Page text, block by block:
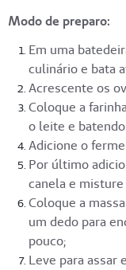
Modo de preparo:
Em uma
culinário e bata
Acrescente os
Coloque a
o leite e
Adicione o
Por último
canela e
Coloque a
um dedo para
pouco;
Leve para assar